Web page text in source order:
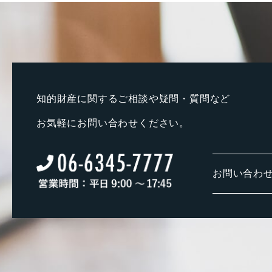
知的財産に関するご相談や疑問・質問など
お気軽にお問い合わせください。
お問い合わ